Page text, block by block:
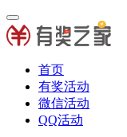
首页
有奖活动
微信活动
QQ活动